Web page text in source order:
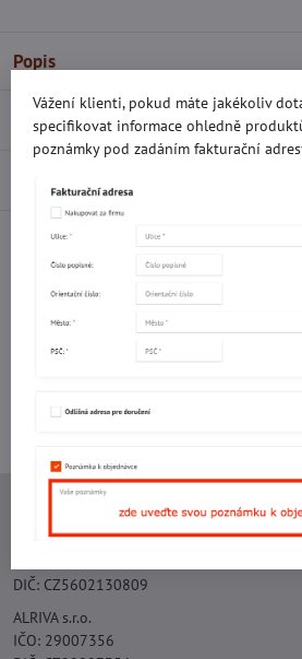
Popis
Recenze 0
Facebook Twitter Bluesky
Potřebujete poradit s
Kontaktujte nás:
+420 577 523 563
Ing. Vojtěch Lečbych - IVL
DIČ: CZ5602130809
ALRIVA s.r.o.
IČO: 29007356
Vážení klienti, pokud máte jakékoliv
specifikovat informace ohledně
poznámky pod zadáním fakturační